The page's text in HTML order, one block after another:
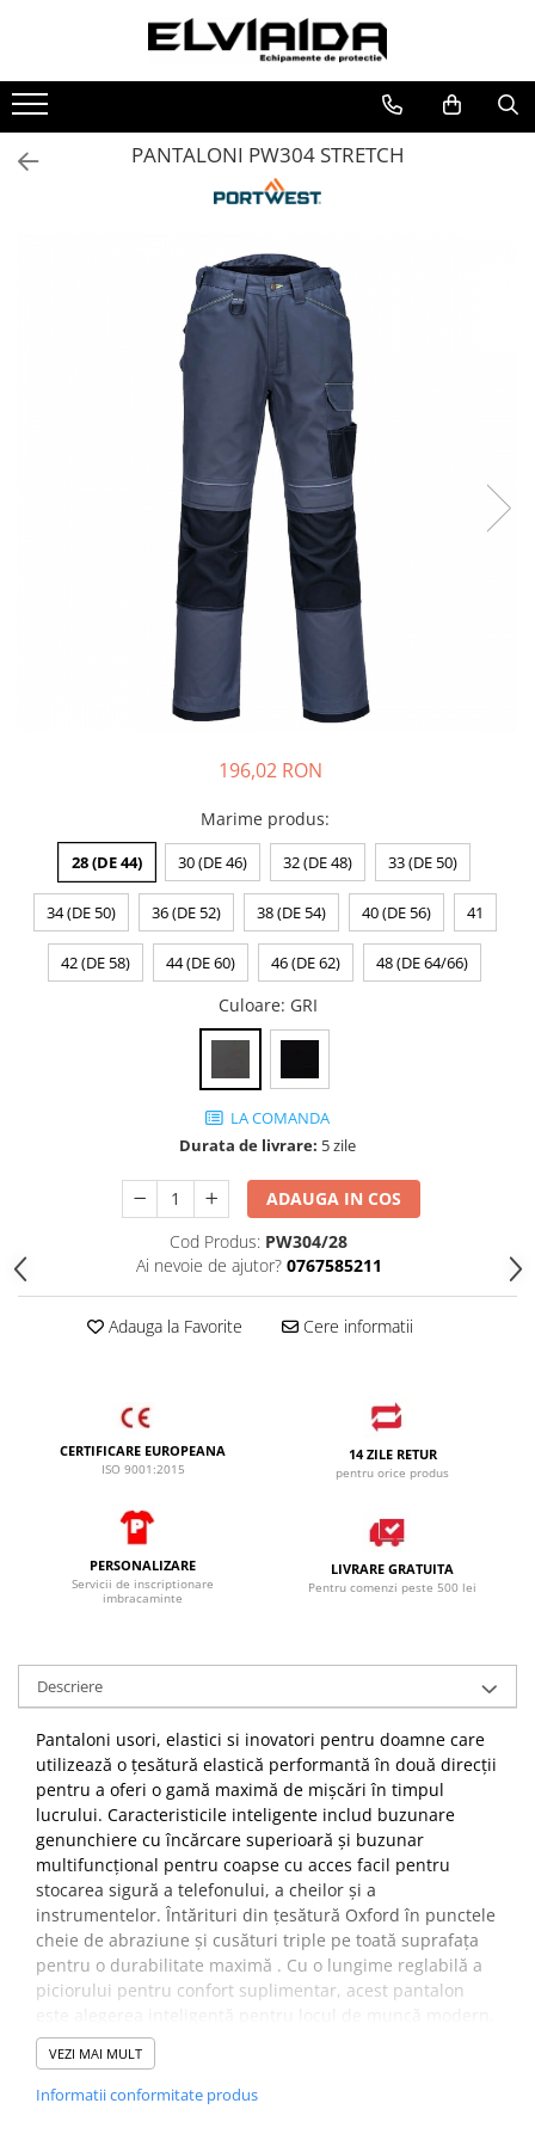
Toate Produsele
IMBRACAMINTE
IMBRACAMINTE DE LUCRU
IMBRACAMINTE REFLECTORIZANTA
IMBRACAMINTE IMPERMEABILA
IMBRACAMINTE IGNIFUGATA,
COMBINEZOANE, HALATE
PANTALONI DE LUCRU
INDUSTRIA ALIMENTARA
IMBRACAMINTE ANTICHIMICA |
CAMASI
FESURI, SEPCI, CAPISOANE
FLEECE
HANORACE
INCALTAMINTE
MANUSI
PROTECTIE MECANICA
PROTECTIE CHIMICA
PROTECTIE SUDURA
ANTIVIBRATII
UNICA FOLOSINTA
PROTECTIE LA IMPACT
PROTECTIE RESPIRATORIE
LUCRU LA INALTIME
AVERTIZARE SI PRIM AJUTOR
TRICOURI
TRICOURI POLO
CAMASI
HORECA
PROSOAPE
PRODUSE DE VOIAJ
CASTI DE PROTECTIE
PROTECTIA OCHILOR
OCHELARI
VIZIERE
PANTALONI PW304 STRETCH
196,02 RON
Marime produs:
28 (DE 44) 30 (DE 46) 32 (DE 48) 33 (DE 50)
34 (DE 50) 36 (DE 52) 38 (DE 54) 40 (DE 56) 41
42 (DE 58) 44 (DE 60) 46 (DE 62) 48 (DE 64/66)
Culoare: GRI
LA COMANDA
Durata de livrare: 5 zile
ADAUGA IN COS
Cod Produs: PW304/28
Ai nevoie de ajutor? 0767585211
Adauga la Favorite Cere informatii
CERTIFICARE EUROPEANA
ISO 9001:2015
14 ZILE RETUR
pentru orice produs
PERSONALIZARE
Servicii de inscriptionare
imbracaminte
LIVRARE GRATUITA
Pentru comenzi peste 500 lei
Descriere
Pantaloni usori, elastici si inovatori pentru doamne care
utilizează o țesătură elastică performantă în două direcții
pentru a oferi o gamă maximă de mișcări în timpul
lucrului. Caracteristicile inteligente includ buzunare
genunchiere cu încărcare superioară și buzunar
multifuncțional pentru coapse cu acces facil pentru
stocarea sigură a telefonului, a cheilor și a
instrumentelor. Întărituri din țesătură Oxford în punctele
cheie de abraziune și cusături triple pe toată suprafața
pentru o durabilitate maximă . Cu o lungime reglabilă a
piciorului pentru confort suplimentar, acest pantalon
Caracteristici
Țesătură elastică din sârmă cu intindere in doua parti
VEZI MAI MULT
Informatii conformitate produs